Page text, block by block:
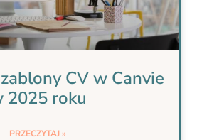
CV w Canvie
2025 roku
PRZECZYTAJ »